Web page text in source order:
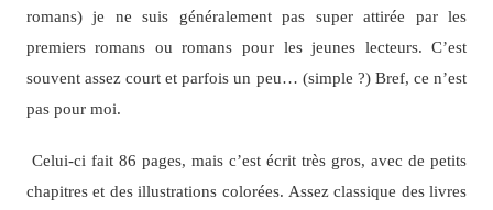
romans) je ne suis généralement pas super attirée par les
premiers romans ou romans pour les jeunes lecteurs. C’est
souvent assez court et parfois un peu… (simple ?) Bref, ce n’est
pas pour moi.
Celui-ci fait 86 pages, mais c’est écrit très gros, avec de petits
chapitres et des illustrations colorées. Assez classique des livres